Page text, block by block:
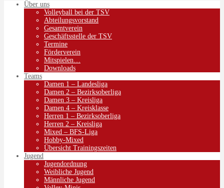
Über uns
Volleyball bei der TSV
Abteilungsvorstand
Gesamtverein
Geschäftsstelle der TSV
Termine
Förderverein
Mitspielen…
Downloads
Teams
Damen 1 – Landesliga
Damen 2 – Bezirksoberliga
Damen 3 – Kreisliga
Damen 4 – Kreisklasse
Herren 1 – Bezirksoberliga
Herren 2 – Kreisliga
Mixed – BFS-Liga
Hobby-Mixed
Übersicht Trainingszeiten
Jugend
Jugendordnung
Weibliche Jugend
Männliche Jugend